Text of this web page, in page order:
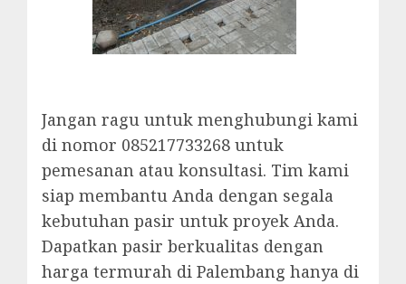
Jangan ragu untuk menghubungi kami
di nomor 085217733268 untuk
pemesanan atau konsultasi. Tim kami
siap membantu Anda dengan segala
kebutuhan pasir untuk proyek Anda.
Dapatkan pasir berkualitas dengan
harga termurah di Palembang hanya di